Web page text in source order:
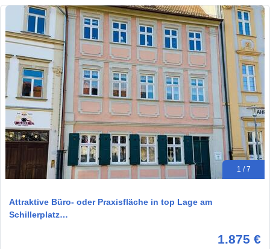
1 / 7
Attraktive Büro- oder Praxisfläche in top Lage am
Schillerplatz…
1.875 €